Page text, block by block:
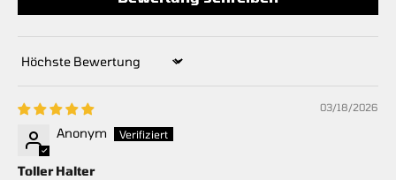
Sort by
03/18/2026
Anonym
Toller Halter